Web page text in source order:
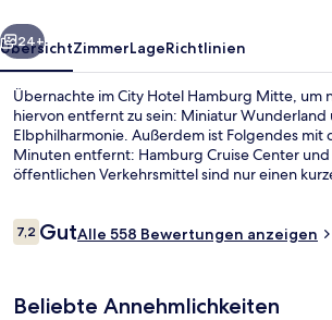
Weiter
24+
ÜbersichtZimmerLageRichtlinien
Übernachte im City Hotel Hamburg Mitte, um
hiervon entfernt zu sein: Miniatur Wunderland
Elbphilharmonie. Außerdem ist Folgendes mit
Minuten entfernt: Hamburg Cruise Center
öffentlichen Verkehrsmittel sind nur einen
Bewertungen
7,27,2 von 10.
GutAlle 558 Bewertungen anzeigen
Beliebte Annehmlichkeiten